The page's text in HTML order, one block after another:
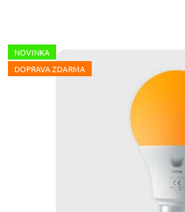
NOVINKA
DOPRAVA ZDARMA